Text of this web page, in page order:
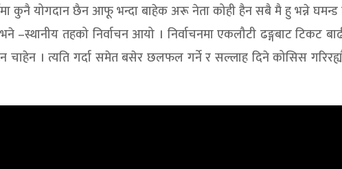
कुनै योगदान छैन आफू भन्दा बाहेक अरू नेता कोही हैन सबै मै हु भन्ने
तहको निर्वाचन आयो । निर्वाचनमा एकलौटी ढङ्गबाट टिकट
। त्यति गर्दा समेत बसेर छलफल गर्ने र सल्लाह दिने कोसिस